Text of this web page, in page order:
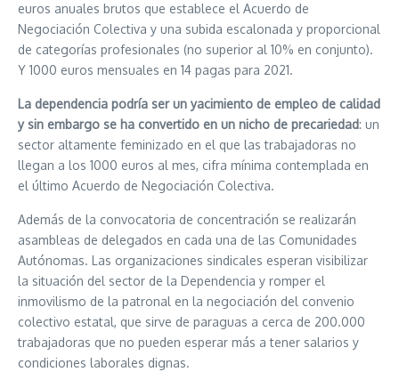
euros anuales brutos que establece el Acuerdo de
Negociación Colectiva y una subida escalonada y proporcional
de categorías profesionales (no superior al 10% en conjunto).
Y 1000 euros mensuales en 14 pagas para 2021.
La dependencia podría ser un yacimiento de empleo de calidad
y sin embargo se ha convertido en un nicho de precariedad: un
sector altamente feminizado en el que las trabajadoras no
llegan a los 1000 euros al mes, cifra mínima contemplada en
el último Acuerdo de Negociación Colectiva.
Además de la convocatoria de concentración se realizarán
asambleas de delegados en cada una de las Comunidades
Autónomas. Las organizaciones sindicales esperan visibilizar
la situación del sector de la Dependencia y romper el
inmovilismo de la patronal en la negociación del convenio
colectivo estatal, que sirve de paraguas a cerca de 200.000
trabajadoras que no pueden esperar más a tener salarios y
condiciones laborales dignas.